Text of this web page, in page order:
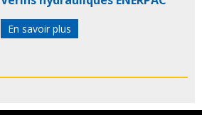
En savoir plus